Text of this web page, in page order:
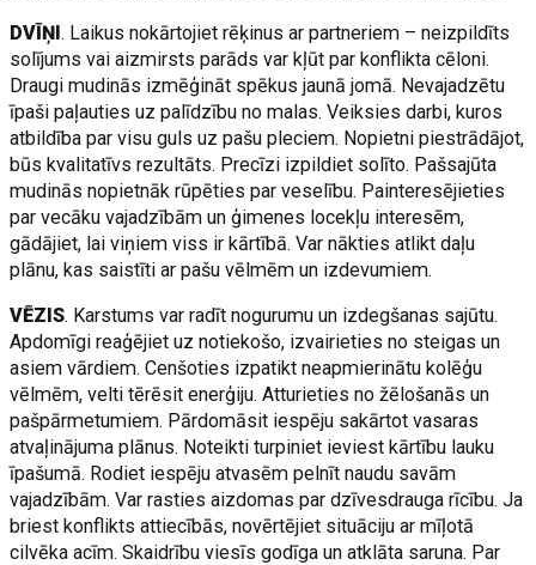
DVĪŅI. Laikus nokārtojiet rēķinus ar partneriem – neizpildīts
solījums vai aizmirsts parāds var kļūt par konflikta cēloni.
Draugi mudinās izmēģināt spēkus jaunā jomā. Nevajadzētu
īpaši paļauties uz palīdzību no malas. Veiksies darbi, kuros
atbildība par visu guls uz pašu pleciem. Nopietni piestrādājot,
būs kvalitatīvs rezultāts. Precīzi izpildiet solīto. Pašsajūta
mudinās nopietnāk rūpēties par veselību. Painteresējieties
par vecāku vajadzībām un ģimenes locekļu interesēm,
gādājiet, lai viņiem viss ir kārtībā. Var nākties atlikt daļu
plānu, kas saistīti ar pašu vēlmēm un izdevumiem.
VĒZIS. Karstums var radīt nogurumu un izdegšanas sajūtu.
Apdomīgi reaģējiet uz notiekošo, izvairieties no steigas un
asiem vārdiem. Cenšoties izpatikt neapmierinātu kolēģu
vēlmēm, velti tērēsit enerģiju. Atturieties no žēlošanās un
pašpārmetumiem. Pārdomāsit iespēju sakārtot vasaras
atvaļinājuma plānus. Noteikti turpiniet ieviest kārtību lauku
īpašumā. Rodiet iespēju atvasēm pelnīt naudu savām
vajadzībām. Var rasties aizdomas par dzīvesdrauga rīcību. Ja
briest konflikts attiecībās, novērtējiet situāciju ar mīļotā
cilvēka acīm. Skaidrību viesīs godīga un atklāta saruna. Par